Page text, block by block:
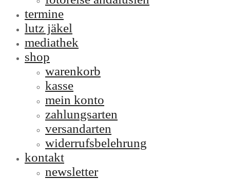
termine
lutz jäkel
mediathek
shop
warenkorb
kasse
mein konto
zahlungsarten
versandarten
widerrufsbelehrung
kontakt
newsletter